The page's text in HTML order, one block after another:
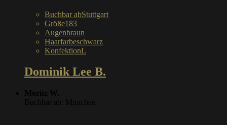
Buchbar abStuttgart
Größe183
Augenbraun
Haarfarbeschwarz
KonfektionL
Dominik Lee B.
Moritz W.
Buchbar ab: München